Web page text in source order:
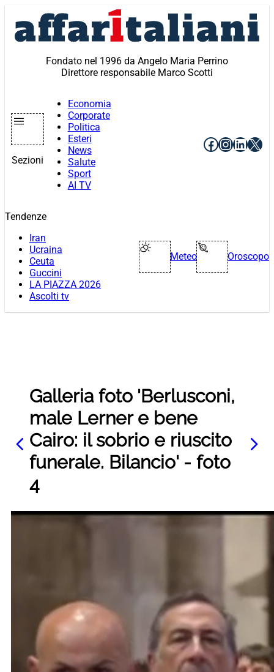
contenuto
Fondato nel 1996 da Angelo Maria Perrino
Direttore responsabile Marco Scotti
Sezioni
Economia
Corporate
Politica
Esteri
News
Salute
Sport
AI TV
Facebook
X
Tendenze
Iran
Ucraina
Ceuta
Guccini
LA PIAZZA 2026
Ascolti tv
Meteo Oroscopo
Galleria foto 'Berlusconi,
male Lerner e bene
Cairo: il sobrio e riuscito
funerale. Bilancio' - foto
4